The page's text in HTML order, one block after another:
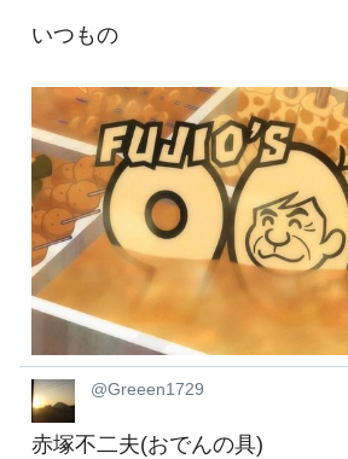
いつもの
@Greeen1729
赤塚不二夫(おでんの具)